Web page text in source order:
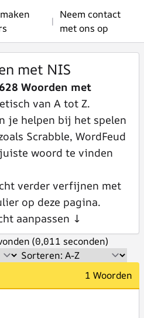
|
Neem contact
met ons op
met NIS
Woorden met
van A tot Z.
je helpen bij het spelen
Scrabble, WordFeud
woord te vinden
verder verfijnen met
op deze pagina.
aanpassen ↓
(0,011 seconden)
1 Woorden